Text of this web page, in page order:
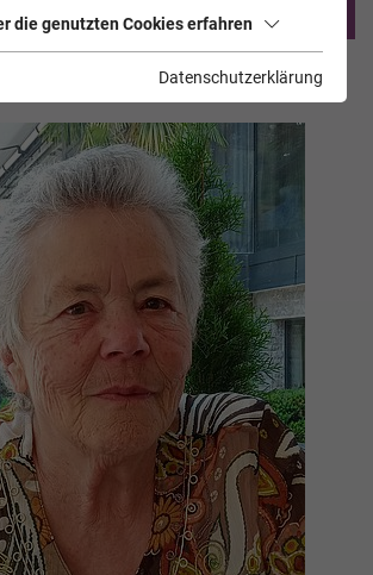
die genutzten Cookies erfahren
Datenschutzerklärung